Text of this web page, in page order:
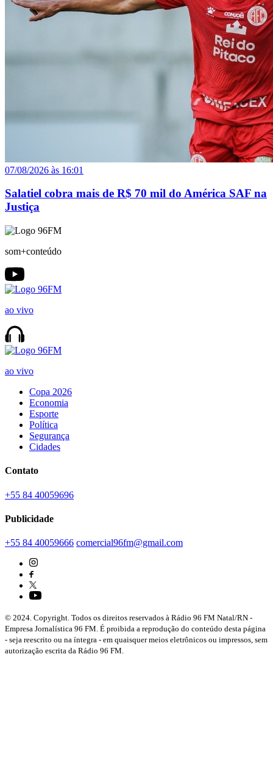
07/08/2026 às 16:01
Salatiel cobra mais de R$ 70 mil do América SAF na
Justiça
som+conteúdo
ao vivo
ao vivo
Copa 2026
Economia
Esporte
Política
Segurança
Cidades
Contato
+55 84 40059696
Publicidade
+55 84 40059666 comercial96fm@gmail.com
© 2024. Copyright. Todos os direitos reservados à Rádio 96 FM Natal/RN -
Empresa Jornalística 96 FM. É proibida a reprodução do conteúdo desta página
- seja reescrito ou na íntegra - em quaisquer meios eletrônicos ou impressos, sem
autorização escrita da Rádio 96 FM.